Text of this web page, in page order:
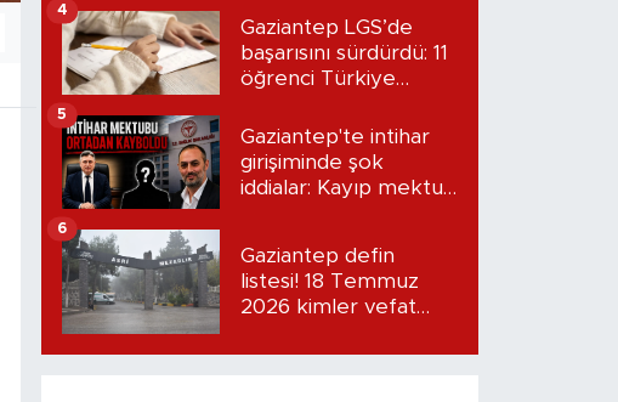
Gaziantep LGS’de
başarısını sürdürdü: 11
öğrenci Türkiye
4
Gaziantep'te intihar
girişiminde şok
iddialar: Kayıp mektup
5
Gaziantep defin
listesi! 18 Temmuz
2026 kimler vefat
6